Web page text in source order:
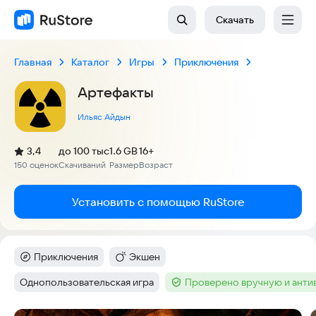
Скачать
Главная Каталог Игры Приключения
Артефакты
Ильяс Айдын
Рейтинг:
3,4
(
150 оценок
)
Скачиваний
до 100 тыс
Размер
1.6 GB
Возраст
16+
Установить с помощью RuStore
Категория:
Приключения Категория
Экшен
Тег:
Однопользовательская игра Тег :Проверено вручную и